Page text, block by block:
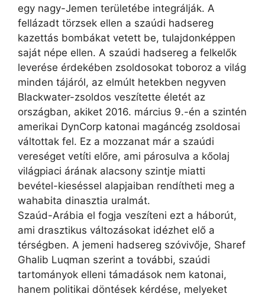
egy nagy-Jemen területébe integrálják. A
fellázadt törzsek ellen a szaúdi hadsereg
kazettás bombákat vetett be, tulajdonképpen
saját népe ellen. A szaúdi hadsereg a felkelők
leverése érdekében zsoldosokat toboroz a világ
minden tájáról, az elmúlt hetekben negyven
Blackwater-zsoldos veszítette életét az
országban, akiket 2016. március 9.-én a szintén
amerikai DynCorp katonai magáncég zsoldosai
váltottak fel. Ez a mozzanat már a szaúdi
vereséget vetíti előre, ami párosulva a kőolaj
világpiaci árának alacsony szintje miatti
bevétel-kieséssel alapjaiban rendítheti meg a
wahabita dinasztia uralmát.
Szaúd-Arábia el fogja veszíteni ezt a háborút,
ami drasztikus változásokat idézhet elő a
térségben. A jemeni hadsereg szóvivője, Sharef
Ghalib Luqman szerint a további, szaúdi
tartományok elleni támadások nem katonai,
hanem politikai döntések kérdése, melyeket